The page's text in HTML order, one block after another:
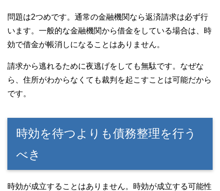
問題は2つめです。通常の金融機関なら返済請求は必ず行
います。一般的な金融機関から借金をしている場合は、時
効で借金が帳消しになることはありません。
請求から逃れるために夜逃げをしても無駄です。なぜな
ら、住所がわからなくても裁判を起こすことは可能だから
です。
時効を待つよりも債務整理を行う
べき
時効が成立することはありません。時効が成立する可能性